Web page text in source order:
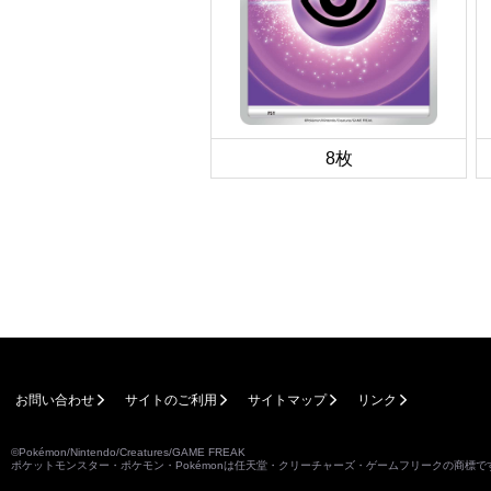
8枚
お問い合わせ サイトのご利用 サイトマップ リンク
©Pokémon/Nintendo/Creatures/GAME FREAK
ポケットモンスター・ポケモン・Pokémonは任天堂・クリーチャーズ・ゲームフリークの商標で